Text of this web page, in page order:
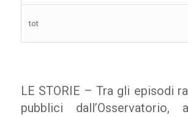
tot
LE STORIE – Tra gli episodi
pubblici dall’Osservatorio,